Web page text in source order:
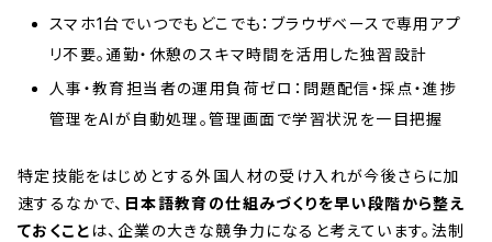
スマホ1台でいつでもどこでも：ブラウザベースで専用アプ
リ不要。通勤・休憩のスキマ時間を活用した独習設計
人事・教育担当者の運用負荷ゼロ：問題配信・採点・進捗
管理をAIが自動処理。管理画面で学習状況を一目把握
特定技能をはじめとする外国人材の受け入れが今後さらに加
速するなかで、 日本語教育の仕組みづくりを早い段階から整え
ておくこと は、企業の大きな競争力になると考えています。法制